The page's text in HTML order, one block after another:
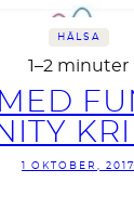
HÄLSA
1–2 minuter
1 OKTOBER, 2017